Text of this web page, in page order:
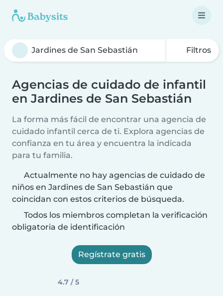
Filtros
Agencias de cuidado de infantil
en Jardines de San Sebastián
La forma más fácil de encontrar una agencia de
cuidado infantil cerca de ti. Explora agencias de
confianza en tu área y encuentra la indicada
para tu familia.
Actualmente no hay agencias de cuidado de
niños en Jardines de San Sebastián que
coincidan con estos criterios de búsqueda.
Todos los miembros completan la verificación
obligatoria de identificación
Regístrate gratis
4.7 / 5